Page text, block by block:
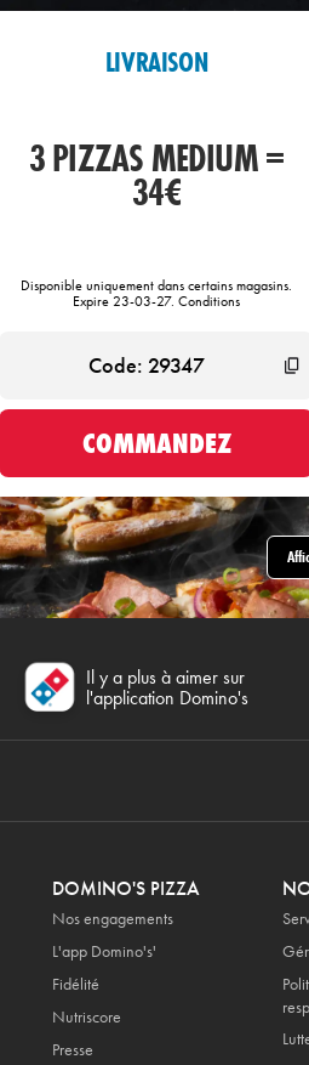
LIVRAISON
3 PIZZAS MEDIUM =
34€
Disponible uniquement dans certains magasins.
Expire 23-03-27. Conditions
COMMANDEZ
Il y a plus à aimer sur
l'application Domino's
DOMINO'S PIZZA
Nos engagements
L'app Domino's'
Fidélité
Nutriscore
Presse